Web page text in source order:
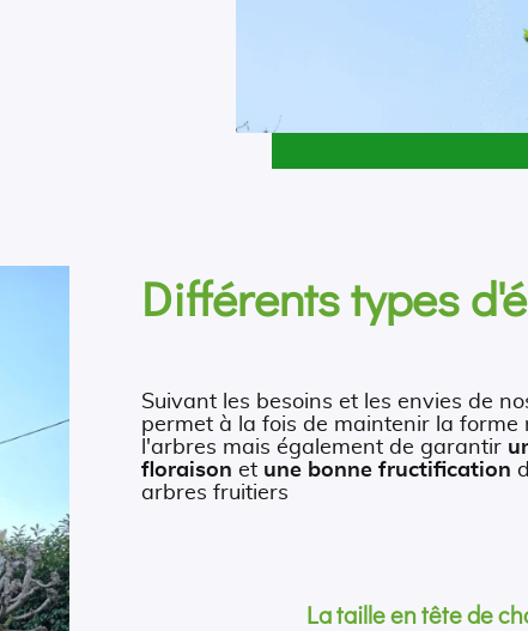
Différents types
Suivant les besoins et les envies de
permet à la fois de maintenir la forme
l'arbres mais également de garantir
floraison et une bonne fructification
arbres fruitiers
La taille en tête de